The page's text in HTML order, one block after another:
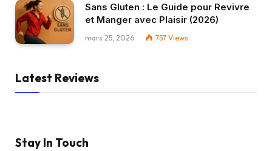
Sans Gluten : Le Guide pour Revivre
et Manger avec Plaisir (2026)
mars 25, 2026 757 Views
Latest Reviews
Stay In Touch